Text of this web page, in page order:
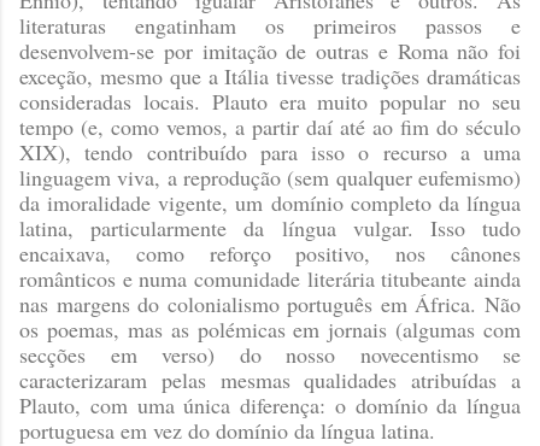
literaturas engatinham os primeiros passos e
desenvolvem-se por imitação de outras e Roma não foi
exceção, mesmo que a Itália tivesse tradições dramáticas
consideradas locais. Plauto era muito popular no seu
tempo (e, como vemos, a partir daí até ao fim do século
XIX), tendo contribuído para isso o recurso a uma
linguagem viva, a reprodução (sem qualquer eufemismo)
da imoralidade vigente, um domínio completo da língua
latina, particularmente da língua vulgar. Isso tudo
encaixava, como reforço positivo, nos cânones
românticos e numa comunidade literária titubeante ainda
nas margens do colonialismo português em África. Não
os poemas, mas as polémicas em jornais (algumas com
secções em verso) do nosso novecentismo se
caracterizaram pelas mesmas qualidades atribuídas a
Plauto, com uma única diferença: o domínio da língua
portuguesa em vez do domínio da língua latina.